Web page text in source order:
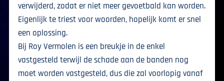
verwijderd, zodat er niet meer gevoetbald kan worden.
Eigenlijk te triest voor woorden, hopelijk komt er snel
een oplossing.
Bij Roy Vermolen is een breukje in de enkel
vastgesteld terwijl de schade aan de banden nog
moet worden vastgesteld, dus die zal voorlopig vanaf